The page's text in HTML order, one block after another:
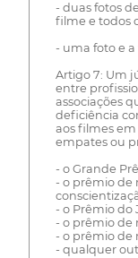
- duas fotos
filme e todos
- uma foto e
Artigo 7: Um
entre
associações
deficiência
aos filmes
empates ou
- o Grande
- o prêmio de
- o Prêmio do
- o prêmio de
- o prêmio de
- qualquer